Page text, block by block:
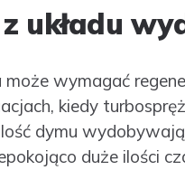
układu
może wymagać
kiedy
dymu
duże ilości